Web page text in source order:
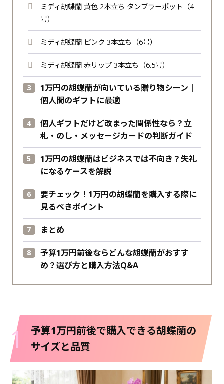
ミディ胡蝶蘭 黄色 2本立ち タンブラーポット（4
号）
ミディ胡蝶蘭 ピンク 3本立ち（6号）
ミディ胡蝶蘭 赤リップ 3本立ち（6.5号）
1万円の胡蝶蘭が向いている贈り物シーン｜
個人間のギフトに最適
個人ギフトだけど改まった関係性なら？立
札・のし・メッセージカードの判断ガイド
1万円の胡蝶蘭はビジネスでは不向き？失礼
になるケースを解説
要チェック！1万円の胡蝶蘭を購入する際に
見るべきポイント
まとめ
予算1万円前後ならどんな胡蝶蘭がおすす
め？選び方と購入方法Q&A
1
予算1万円前後で購入できる胡蝶蘭の
サイズと品質